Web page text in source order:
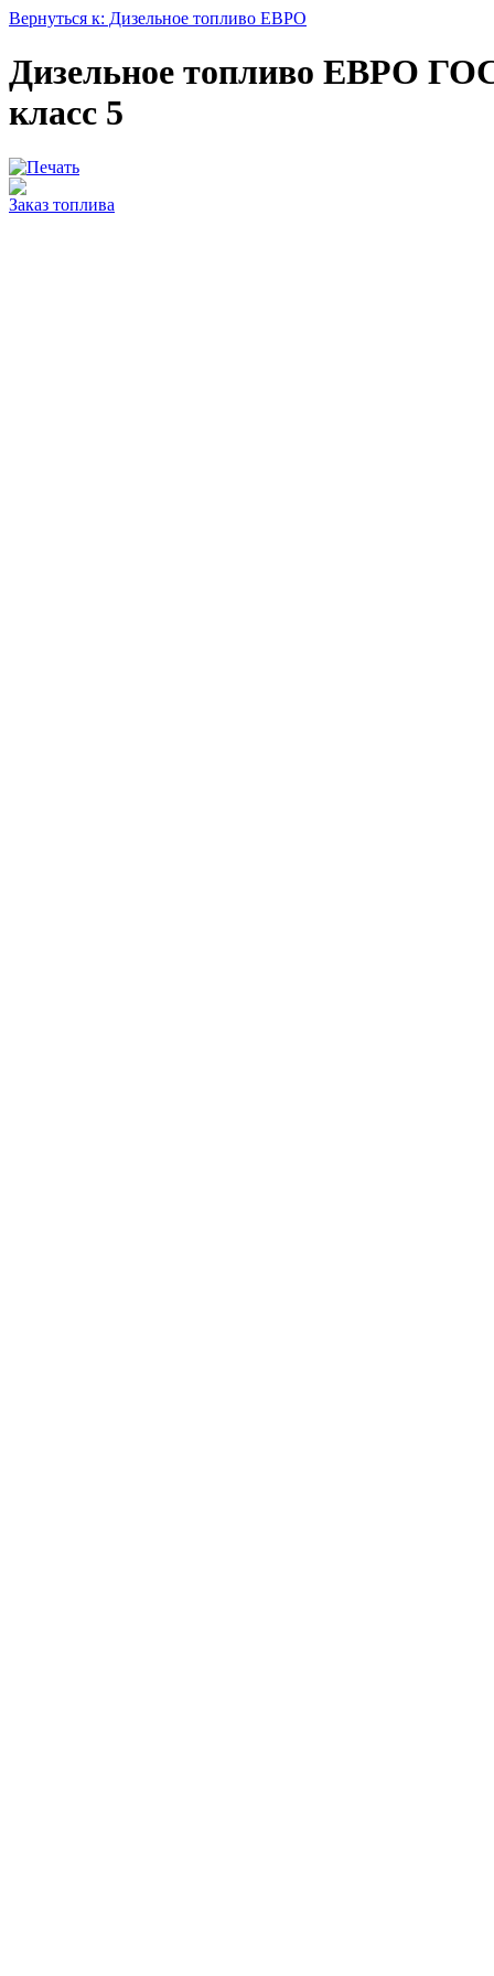
Вернуться к: Дизельное топливо ЕВРО
Дизельное топливо ЕВРО
класс 5
Заказ топлива